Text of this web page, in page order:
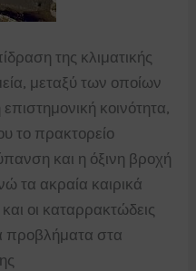
της κλιματικής
μεταξύ των οποίων
κοινότητα,
το πρακτορείο
και η όξινη βροχή
τα ακραία καιρικά
οι καταρρακτώδεις
προβλήματα στα